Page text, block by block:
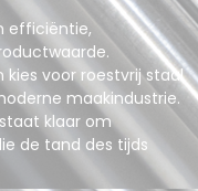
efficiëntie,
voor roestvrij staal
maakindustrie.
klaar om
de tand des tijds